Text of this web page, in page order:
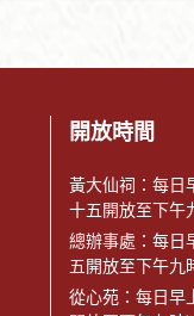
開放時間
黃大仙祠：每日
十五開放至下午
總辦事處：每日
五開放至下午九
從心苑：每日早